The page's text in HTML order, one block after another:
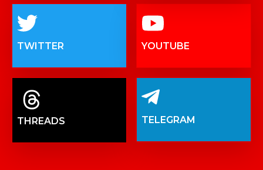
TWITTER YOUTUBE
THREADS TELEGRAM